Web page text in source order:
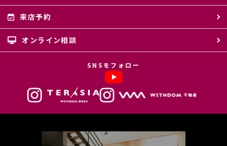
来店予約
オンライン相談
SNSをフォロー